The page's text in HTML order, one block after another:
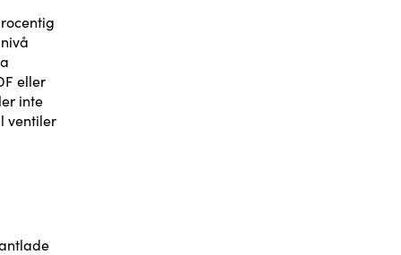
eller
inte
ventiler